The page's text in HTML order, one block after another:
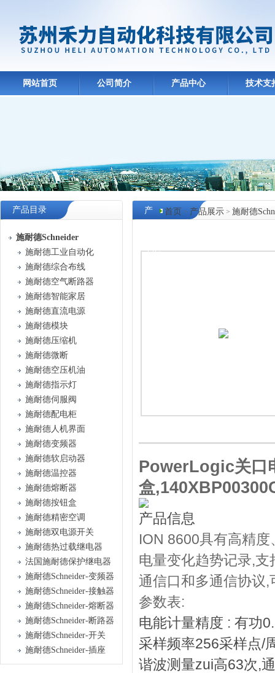
网站首页 公司简介 产品中心 技术支
产品目录
施耐德Schneider
施耐德工业自动化
施耐德综合布线
施耐德空气断路器
施耐德智能家居
施耐德直流电源
施耐德模块
施耐德压缩机
施耐德微断
施耐德空压机油
施耐德指示灯
施耐德伺服阀
施耐德配电柜
施耐德人机界面
施耐德变频器
施耐德软启动器
施耐德温控器
施耐德熔断器
施耐德按钮盒
施耐德精密空调
施耐德双电源开关
施耐德热过载继电器
法国施耐德保护继电器
施耐德Schneider-变频器
施耐德Schneider-接触器
施耐德Schneider-熔断器
施耐德Schneider-断路器
施耐德Schneider-开关
施耐德Schneider-插座
首页 > 产品展示 > 施耐德
产
中心
PowerLogic关口
盒
产品信息
ION 8600具有高精
电量变化趋势记录,
通信口和多通信协议
参数表:
电能计量精度 : 有功
采样频率256采样点/
谐波测量zui高63次,